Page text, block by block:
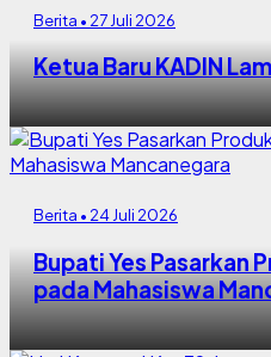
Berita • 27 Juli 2026
Ketua Baru KADIN
Berita • 24 Juli 2026
Bupati Yes Pasarkan
pada Mahasiswa